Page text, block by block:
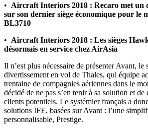
• Aircraft Interiors 2018 : Recaro met un
sur son dernier siège économique pour le
BL3710
• Aircraft Interiors 2018 : Les sièges
désormais en service chez AirAsia
Il n’est plus nécessaire de présenter Avant, le
divertissement en vol de Thales, qui équipe
trentaine de compagnies aériennes dans le
décidé de ne pas s’en tenir à sa solution et
clients potentiels. Le systémier français a
solutions IFE, basées sur Avant : l’une
personnalisable, Prestige.